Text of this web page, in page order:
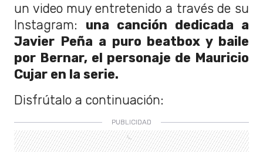
un video muy entretenido a través de su
Instagram: una canción dedicada a
Javier Peña a puro beatbox y baile
por Bernar, el personaje de Mauricio
Cujar en la serie.
Disfrútalo a continuación: